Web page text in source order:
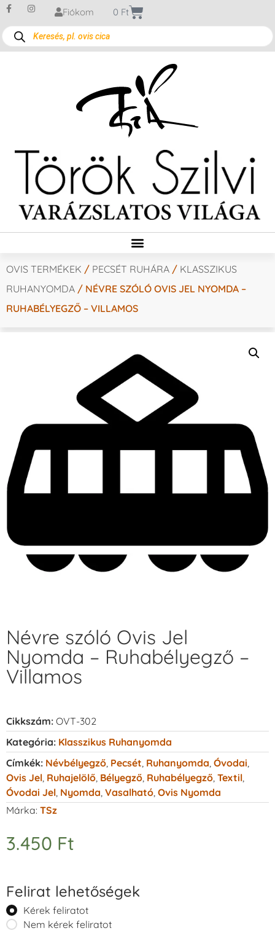
Fiókom 0 Ft
OVIS TERMÉKEK / PECSÉT RUHÁRA / KLASSZIKUS
RUHANYOMDA / NÉVRE SZÓLÓ OVIS JEL NYOMDA –
RUHABÉLYEGZŐ – VILLAMOS
Névre szóló Ovis Jel
Nyomda – Ruhabélyegző –
Villamos
Cikkszám: OVT-302
Kategória: Klasszikus Ruhanyomda
Címkék: Névbélyegző Pecsét Ruhanyomda Óvodai
Ovis Jel Ruhajelölő Bélyegző Ruhabélyegző Textil
Óvodai Jel Nyomda Vasalható Ovis Nyomda
Márka: TSz
3.450 Ft
Felirat lehetőségek
Kérek feliratot
Nem kérek feliratot